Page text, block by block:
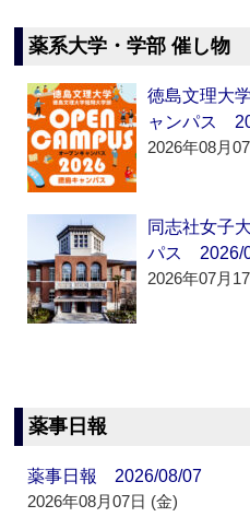
薬系大学・学部 催し物
徳島文理大
ャンパス
2026年08月
同志社女子
パス 2026/
2026年07月
薬事日報
薬事日報 2026/08/07
2026年08月07日 (金)